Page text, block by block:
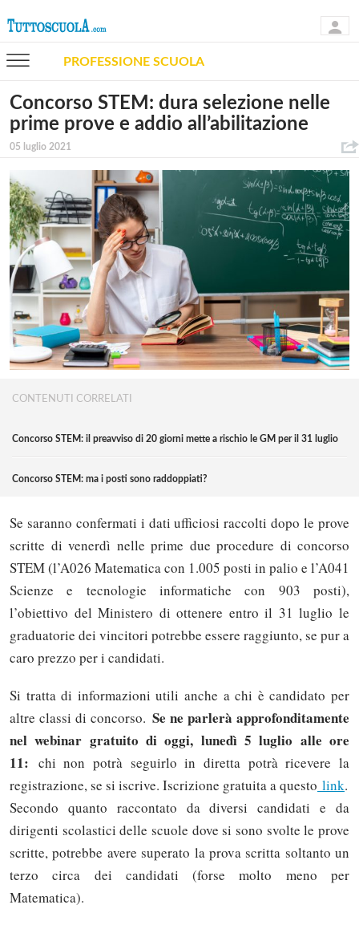
PROFESSIONE SCUOLA
Concorso STEM: dura selezione nelle
prime prove e addio all’abilitazione
05 luglio 2021
CONTENUTI CORRELATI
Concorso STEM: il preavviso di 20 giorni mette a rischio le GM per il 31 luglio
Concorso STEM: ma i posti sono raddoppiati?
Se saranno confermati i dati ufficiosi raccolti dopo le prove
scritte di venerdì nelle prime due procedure di concorso
STEM (l’A026 Matematica con 1.005 posti in palio e l’A041
Scienze e tecnologie informatiche con 903 posti),
l’obiettivo del Ministero di ottenere entro il 31 luglio le
graduatorie dei vincitori potrebbe essere raggiunto, se pur a
caro prezzo per i candidati.
Si tratta di informazioni utili anche a chi è candidato per
altre classi di concorso. Se ne parlerà approfonditamente
nel webinar gratuito di oggi, lunedì 5 luglio alle ore
11: chi non potrà seguirlo in diretta potrà ricevere la
registrazione, se si iscrive. Iscrizione gratuita a questo link.
Secondo quanto raccontato da diversi candidati e da
dirigenti scolastici delle scuole dove si sono svolte le prove
scritte, potrebbe avere superato la prova scritta soltanto un
terzo circa dei candidati (forse molto meno per
Matematica).